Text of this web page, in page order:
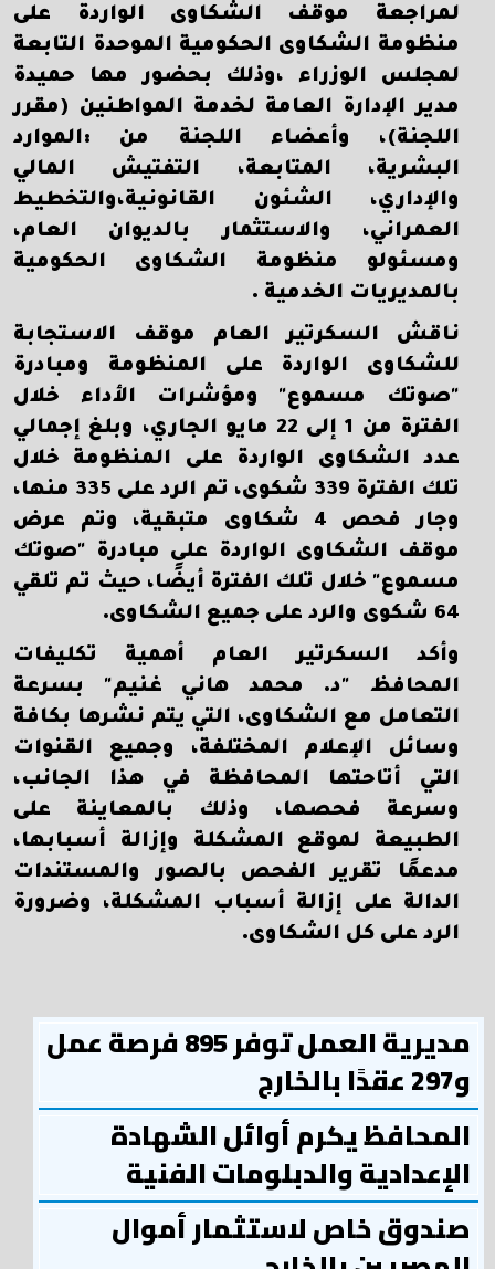
لمراجعة موقف الشكاوى الواردة على
منظومة الشكاوى الحكومية الموحدة التابعة
لمجلس الوزراء ،وذلك بحضور مها حميدة
مدير الإدارة العامة لخدمة المواطنين (مقرر
اللجنة)، وأعضاء اللجنة من :الموارد
البشرية، المتابعة، التفتيش المالي
والإداري، الشئون القانونية،والتخطيط
العمراني، والاستثمار بالديوان العام،
ومسئولو منظومة الشكاوى الحكومية
بالمديريات الخدمية .
ناقش السكرتير العام موقف الاستجابة
للشكاوى الواردة على المنظومة ومبادرة
"صوتك مسموع" ومؤشرات الأداء خلال
الفترة من 1 إلى 22 مايو الجاري، وبلغ إجمالي
عدد الشكاوى الواردة على المنظومة خلال
تلك الفترة 339 شكوى، تم الرد على 335 منها،
وجار فحص 4 شكاوى متبقية، وتم عرض
موقف الشكاوى الواردة على مبادرة "صوتك
مسموع" خلال تلك الفترة أيضًا، حيث تم تلقي
64 شكوى والرد على جميع الشكاوى.
وأكد السكرتير العام أهمية تكليفات
المحافظ "د. محمد هاني غنيم" بسرعة
التعامل مع الشكاوى، التي يتم نشرها بكافة
وسائل الإعلام المختلفة، وجميع القنوات
التي أتاحتها المحافظة في هذا الجانب،
وسرعة فحصها، وذلك بالمعاينة على
الطبيعة لموقع المشكلة وإزالة أسبابها،
مدعمًا تقرير الفحص بالصور والمستندات
الدالة على إزالة أسباب المشكلة، وضرورة
الرد على كل الشكاوى.
مديرية العمل توفر 895 فرصة عمل
و297 عقدًا بالخارج
المحافظ يكرم أوائل الشهادة
الإعدادية والدبلومات الفنية
صندوق خاص لاستثمار أموال